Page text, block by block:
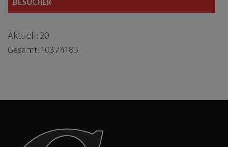
BESUCHER
Aktuell: 20
Gesamt: 10374185